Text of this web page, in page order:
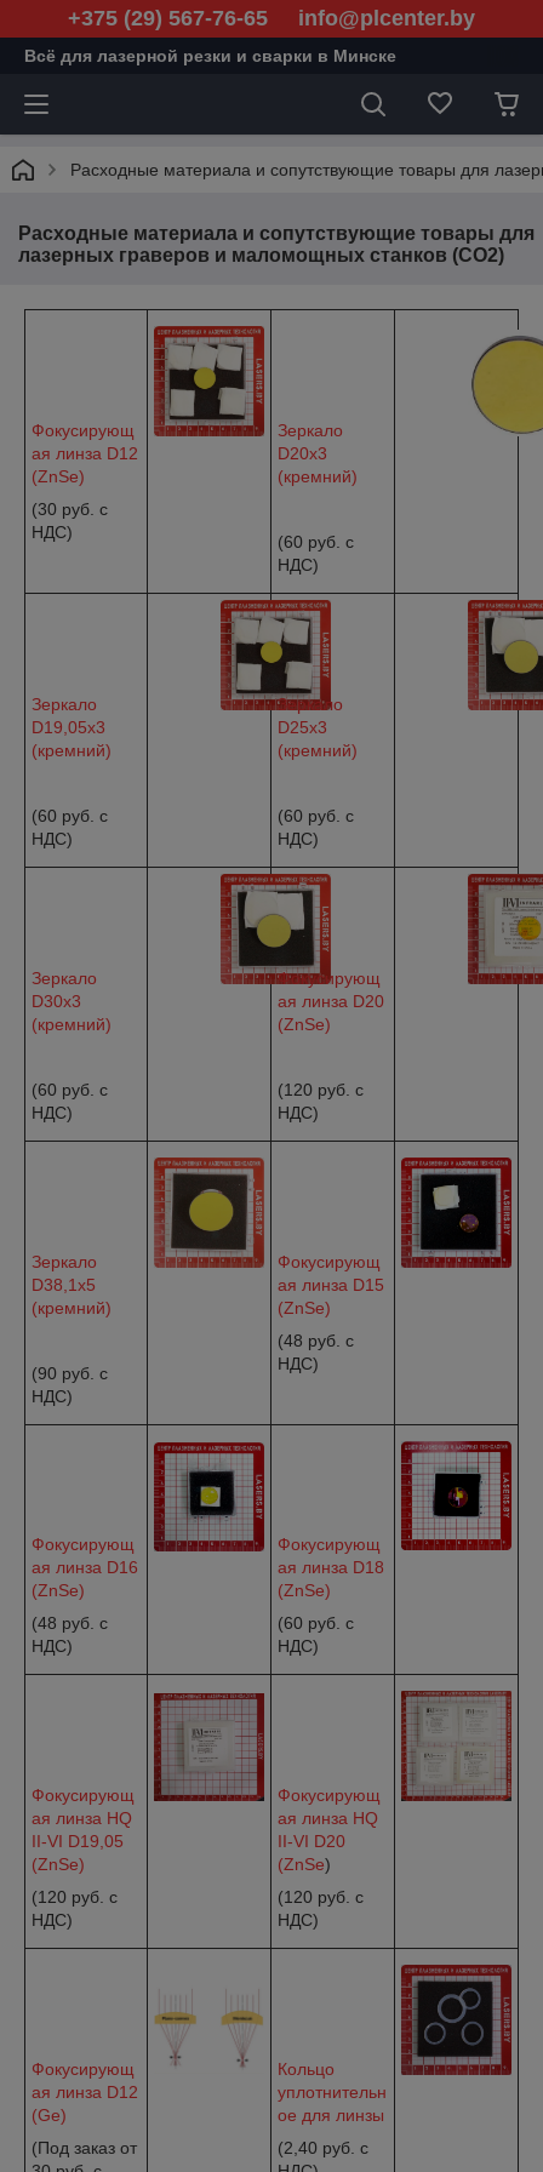
+375 (29) 567-76-65 info@plcenter.by
Всё для лазерной резки и сварки в Минске
Расходные материала и сопутствующие товары для
Расходные материала и сопутствующие товары для
лазерных граверов и маломощных станков (CO2)
Фокусирующ
ая линза D12
(ZnSe)
(30 руб. с
НДС)
Зеркало
D20x3
(кремний)
(60 руб. c
НДС)
Зеркало
D19,05x3
(кремний)
(60 руб. с
НДС)
Зеркало
D25x3
(кремний)
(60 руб. c
НДС)
Зеркало
D30x3
(кремний)
(60 руб. с
НДС)
Фокусирующ
ая линза D20
(ZnSe)
(120 руб. c
НДС)
Зеркало
D38,1x5
(кремний)
(90 руб. с
НДС)
Фокусирующ
ая линза D15
(ZnSe)
(48 руб. c
НДС)
Фокусирующ
ая линза D16
(ZnSe)
(48 руб. с
НДС)
Фокусирующ
ая линза D18
(ZnSe)
(60 руб. с
НДС)
Фокусирующ
ая линза HQ
II-VI D19,05
(ZnSe)
(120 руб. c
НДС)
Фокусирующ
ая линза HQ
II-VI D20
(ZnSe)
(120 руб. c
НДС)
Фокусирующ
ая линза D12
(Ge)
(Под заказ от
Кольцо
уплотнительн
ое для линзы
(2,40 руб. с